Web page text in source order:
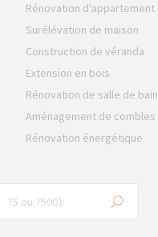
Rénovation d'appartement
Surélévation de maison
Construction de véranda
Extension en bois
Rénovation de salle de bain
Aménagement de combles
Rénovation énergétique